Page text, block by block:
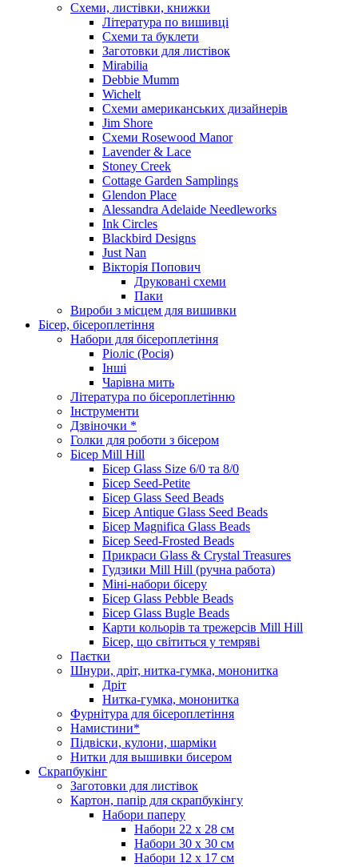
Схеми, листівки, книжки
Література по вишивці
Схеми та буклети
Заготовки для листівок
Mirabilia
Debbie Mumm
Wichelt
Схеми американських дизайнерів
Jim Shore
Cхеми Rosewood Manor
Lavender & Lace
Stoney Creek
Cottage Garden Samplings
Glendon Place
Alessandra Adelaide Needleworks
Ink Circles
Blackbird Designs
Just Nan
Вікторія Попович
Друковані схеми
Паки
Вироби з місцем для вишивки
Бісер, бісероплетіння
Набори для бісероплетіння
Ріоліс (Росія)
Інші
Чарівна мить
Література по бісероплетінню
Інструменти
Дзвіночки *
Голки для роботи з бісером
Бісер Mill Hill
Бісер Glass Size 6/0 та 8/0
Бісер Seed-Petite
Бісер Glass Seed Beads
Бісер Antique Glass Seed Beads
Бісер Magnifica Glass Beads
Бісер Seed-Frosted Beads
Прикраси Glass & Crystal Treasures
Гудзики Mill Hill (ручна работа)
Міні-набори бісеру
Бісер Glass Pebble Beads
Бісер Glass Bugle Beads
Карти кольорів та трежерсів Mill Hill
Бісер, що світиться у темряві
Паєтки
Шнури, дріт, нитка-гумка, мононитка
Дріт
Нитка-гумка, мононитка
Фурнітура для бісероплетіння
Намистини*
Підвіски, кулони, шарміки
Нитки для вышивки бисером
Скрапбукінг
Заготовки для листівок
Картон, папір для скрапбукінгу
Набори паперу
Набори 22 х 28 см
Набори 30 х 30 см
Набори 12 х 17 см